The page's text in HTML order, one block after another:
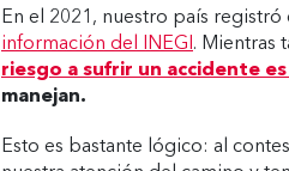
En el 2021, nuestro país
información del INEGI . Mientras
riesgo a sufrir un accidente
manejan.
Esto es bastante lógico: al